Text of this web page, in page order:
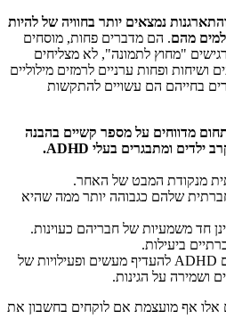
נמצאים יותר בחוויה של להיות
מהם. הם מדברים פחות, מוסחים
"מחוץ לתמונה", לא מצליחים
ופחות ערניים לרמזים מילוליים
בחייהם הם עשויים להתקשות
מדווחים על מספר קשיים בהבנה
ילדים ומתבגרים בעלי ADHD
.
שלהם כגבוהה יותר ממה שהיא
5. נטייה בקרב חלק מהילדים עם ADHD להעדיף מעשים ופעילויות של
ושמירה על הגינות.
אף מועצמת אם לוקחים בחשבון את